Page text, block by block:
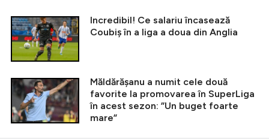
Incredibil! Ce salariu încasează
Coubiș în a liga a doua din Anglia
Măldărășanu a numit cele două
favorite la promovarea în SuperLiga
în acest sezon: ”Un buget foarte
mare”